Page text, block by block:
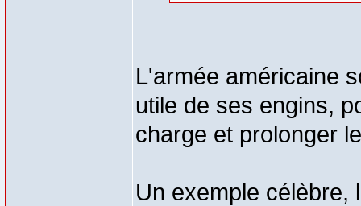
L'armée américaine
utile de ses engins,
charge et prolonger
Un exemple célèbre,